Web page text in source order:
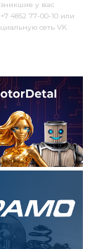
у вас
4852 77-00-10 или
сеть VK.